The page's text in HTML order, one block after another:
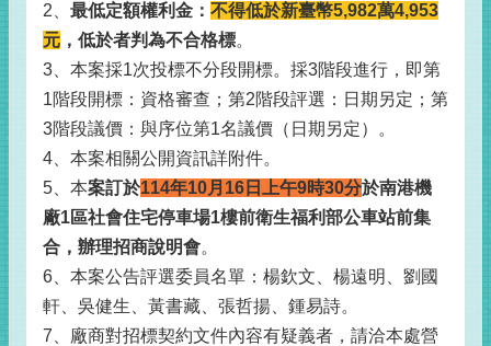
2、 最低定額權利金： 不得低於新臺幣5,982萬4,953
元 ，低於者判為不合格標。
3、本案採1次投標不分段開標。採3階段進行，即第
1階段開標：資格審查；第2階段評選：日期另定；第
3階段議價：與序位第1名議價（日期另定）。
4、本案相關公開資訊詳附件。
5、本案訂於114年10月16日上午9時30分於南港機
廠1區社會住宅停車場1樓前衛生福利部公車站前集
合，辦理招商說明會。
6、本案公告評選委員名單：楊欽文、楊遠明、劉國
軒、吳健生、黃書藏、張哲揚、鍾易詩。
7、廠商對招標契約文件內容有疑義者，請洽本處營